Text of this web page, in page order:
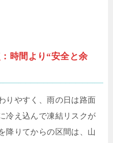
時間より“安全と余
りやすく、雨の日は路面
冷え込んで凍結リスクが
降りてからの区間は、山